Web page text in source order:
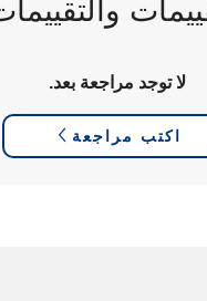
لا توجد مراجعة بعد.
اكتب مراجعة